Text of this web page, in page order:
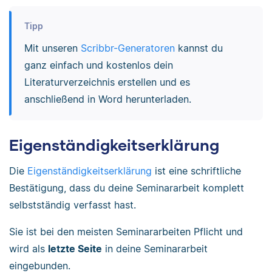
Tipp
Mit unseren Scribbr-Generatorenkannst du
ganz einfach und kostenlos dein
Literaturverzeichnis erstellen und es
anschließend in Word herunterladen.
Eigenständigkeitserklärung
Die Eigenständigkeitserklärung ist eine schriftliche
Bestätigung, dass du deine Seminararbeit komplett
selbstständig verfasst hast.
Sie ist bei den meisten Seminararbeiten Pflicht und
wird als letzte Seite in deine Seminararbeit
eingebunden.